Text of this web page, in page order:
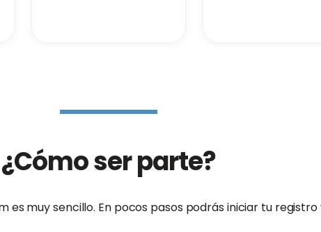
¿Cómo ser parte?
es muy sencillo. En pocos pasos podrás iniciar tu